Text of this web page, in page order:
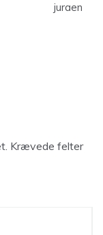
juraen
Krævede felter